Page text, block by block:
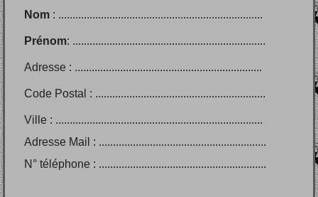
Nom : ........................................................................
Prénom: ....................................................................
Adresse : ..................................................................
Code Postal : ............................................................
Ville : .........................................................................
Adresse Mail : ...........................................................
N° téléphone : ...........................................................